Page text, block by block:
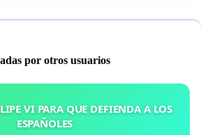
por otros usuarios
VI PARA QUE DEFIENDA A LOS
ESPAÑOLES